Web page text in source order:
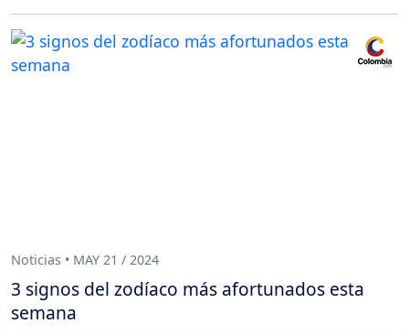
Noticias • MAY 21 / 2024
3 signos del zodíaco más afortunados esta
semana